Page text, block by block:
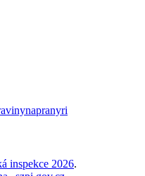
inspekce 2026.